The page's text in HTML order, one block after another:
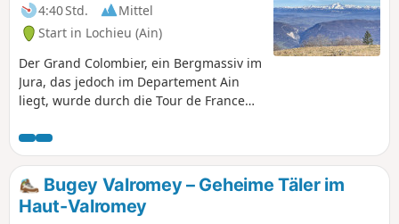
4:40 Std.
Mittel
Start in Lochieu (Ain)
Der Grand Colombier, ein Bergmassiv im
Jura, das jedoch im Departement Ain
liegt, wurde durch die Tour de France
Chalet d'Arvière beginnt, führt über
zwei parallele Kammwege und am Fuße
des Grand Colombier vorbei. Herrliche
Ausblicke in alle Richtungen.
Bugey Valromey – Geheime Täler im
Haut-Valromey